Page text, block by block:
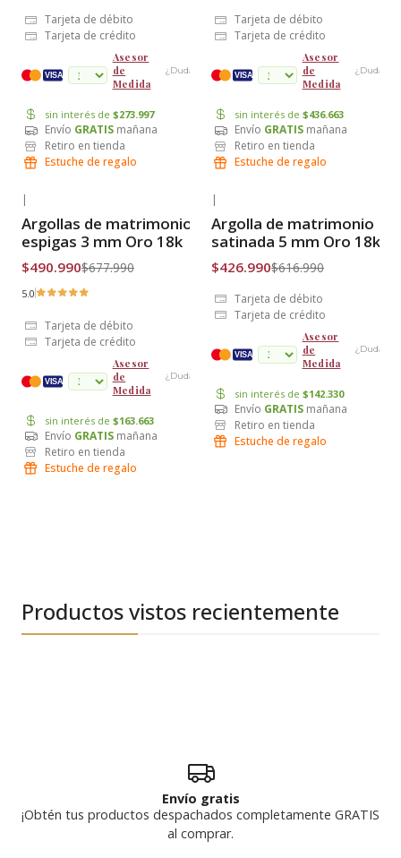
Tarjeta de débito
Tarjeta de crédito
VISA
Asesor
de
Medida
¿Dudas? cuotas
sin interés de $273.997
Envío GRATIS mañana
Retiro en tienda
Estuche de regalo
Tarjeta de débito
Tarjeta de crédito
VISA
Asesor
de
Medida
¿Dudas?
sin interés de $436.663
Envío GRATIS mañana
Retiro en tienda
Estuche de regalo
Envío Gratis
|
Argollas de matrimonio
espigas 3 mm Oro 18k
$490.990$677.990
5.0
Tarjeta de débito
Tarjeta de crédito
VISA
Asesor
de
Medida
¿Dudas?
sin interés de $163.663
Envío GRATIS mañana
Retiro en tienda
Estuche de regalo
Envío Gratis
|
Argolla de matrimonio
satinada 5 mm Oro 18k
$426.990$616.990
Tarjeta de débito
Tarjeta de crédito
VISA
Asesor
de
Medida
¿Dudas?
sin interés de $142.330
Envío GRATIS mañana
Retiro en tienda
Estuche de regalo
Productos vistos recientemente
Envío gratis
¡Obtén tus productos despachados completamente GRATIS
al comprar.